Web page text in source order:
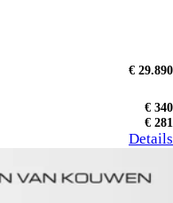
€ 29.890
€ 340
€ 281
Details